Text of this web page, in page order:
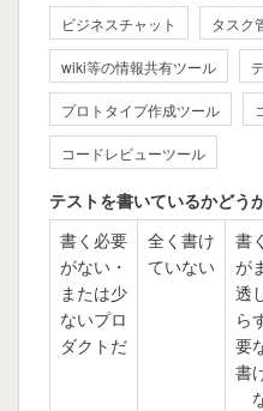
ビジネスチャット タスク
wiki等の情報共有ツール
プロトタイプ作成ツール
コードレビューツール
テストを書いているかどう
書く必要
がない・
または少
ないプロ
ダクトだ
全く書け
ていない
書
が
透
ら
要
書